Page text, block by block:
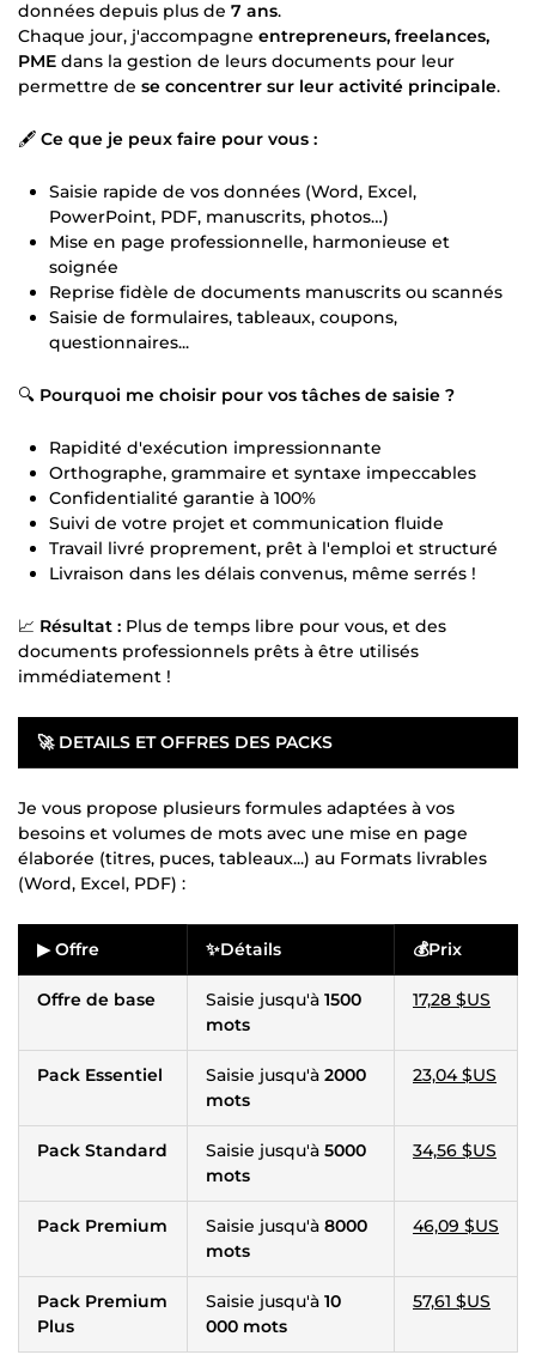
données depuis plus de 7 ans.
Chaque jour, j'accompagne entrepreneurs, freelances,
PME dans la gestion de leurs documents pour leur
permettre de se concentrer sur leur activité principale.
🖋 Ce que je peux faire pour vous :
Saisie rapide de vos données (Word, Excel,
PowerPoint, PDF, manuscrits, photos…)
Mise en page professionnelle, harmonieuse et
soignée
Reprise fidèle de documents manuscrits ou scannés
Saisie de formulaires, tableaux, coupons,
questionnaires...
🔍 Pourquoi me choisir pour vos tâches de saisie ?
Rapidité d'exécution impressionnante
Orthographe, grammaire et syntaxe impeccables
Confidentialité garantie à 100%
Suivi de votre projet et communication fluide
Travail livré proprement, prêt à l'emploi et structuré
Livraison dans les délais convenus, même serrés !
📈 Résultat : Plus de temps libre pour vous, et des
documents professionnels prêts à être utilisés
immédiatement !
🚀 DETAILS ET OFFRES DES PACKS
Je vous propose plusieurs formules adaptées à vos
besoins et volumes de mots avec une mise en page
élaborée (titres, puces, tableaux...) au Formats livrables
(Word, Excel, PDF) :
▶ Offre ✨Détails 💰Prix
Offre de base Saisie jusqu'à 1500
mots
17,28 $US
Pack Essentiel Saisie jusqu'à 2000
mots
23,04 $US
Pack Standard Saisie jusqu'à 5000
mots
34,56 $US
Pack Premium Saisie jusqu'à 8000
mots
46,09 $US
Pack Premium
Plus
Saisie jusqu'à 10
000 mots
57,61 $US